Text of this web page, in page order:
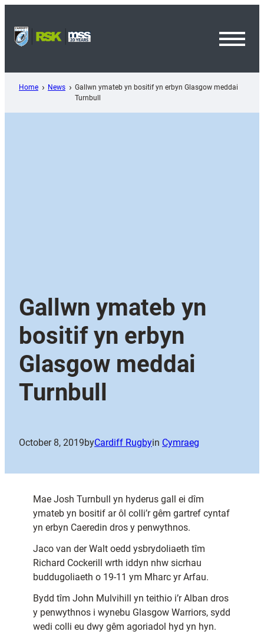
content
Home News
Gallwn ymateb yn bositif yn erbyn Glasgow meddai
Turnbull
Gallwn ymateb yn
bositif yn erbyn
Glasgow meddai
Turnbull
October 8, 2019byCardiff Rugbyin Cymraeg
Mae Josh Turnbull yn hyderus gall ei dîm
ymateb yn bositif ar ôl colli’r gêm gartref cyntaf
yn erbyn Caeredin dros y penwythnos.
Jaco van der Walt oedd ysbrydoliaeth tîm
Richard Cockerill wrth iddyn nhw sicrhau
buddugoliaeth o 19-11 ym Mharc yr Arfau.
Bydd tîm John Mulvihill yn teithio i’r Alban dros
y penwythnos i wynebu Glasgow Warriors, sydd
wedi colli eu dwy gêm agoriadol hyd yn hyn.